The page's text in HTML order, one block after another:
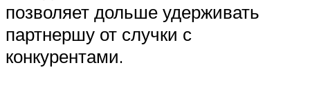
позволяет дольше удерживать
партнершу от случки с
конкурентами.